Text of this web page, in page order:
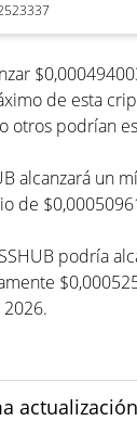
de esta
otros podrían
alcanzará un
de
podría
actualización